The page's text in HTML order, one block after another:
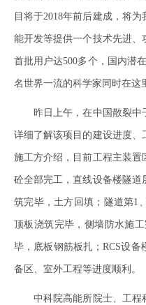
目将于2018年前后建成，将
能开发等提供一个技术先进
首批用户达500多个，国内潜
名世界一流的科学家同时在这
昨日上午，在中国散裂中
详细了解该项目的建设进度
施工方介绍，目前工程主装
砼全部完工，直线设备楼隧道
筑完毕，土方回填；隧道第1
顶板浇筑完毕，侧墙防水施
毕，底板钢筋板扎；RCS设
备区、室外工程等进度顺利。
中科院高能所院士、工程